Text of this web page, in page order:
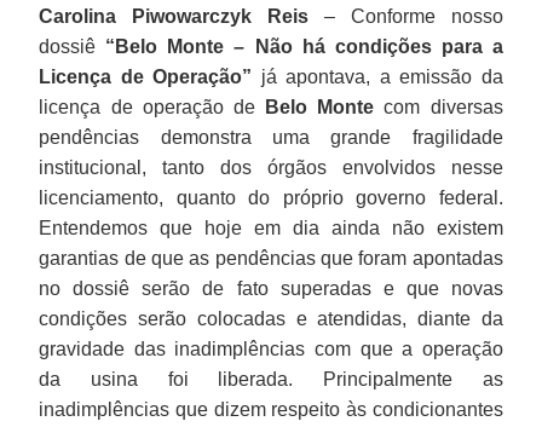
Carolina Piwowarczyk Reis – Conforme nosso
dossiê “Belo Monte – Não há condições para a
Licença de Operação” já apontava, a emissão da
licença de operação de
Belo Monte com diversas
pendências demonstra uma grande fragilidade
institucional, tanto dos órgãos envolvidos nesse
licenciamento, quanto do próprio governo federal.
Entendemos que hoje em dia ainda não existem
garantias de que as pendências que foram apontadas
no dossiê serão de fato superadas e que novas
condições serão colocadas e atendidas, diante da
gravidade das inadimplências com que a operação
da usina foi liberada. Principalmente as
inadimplências que dizem respeito às condicionantes